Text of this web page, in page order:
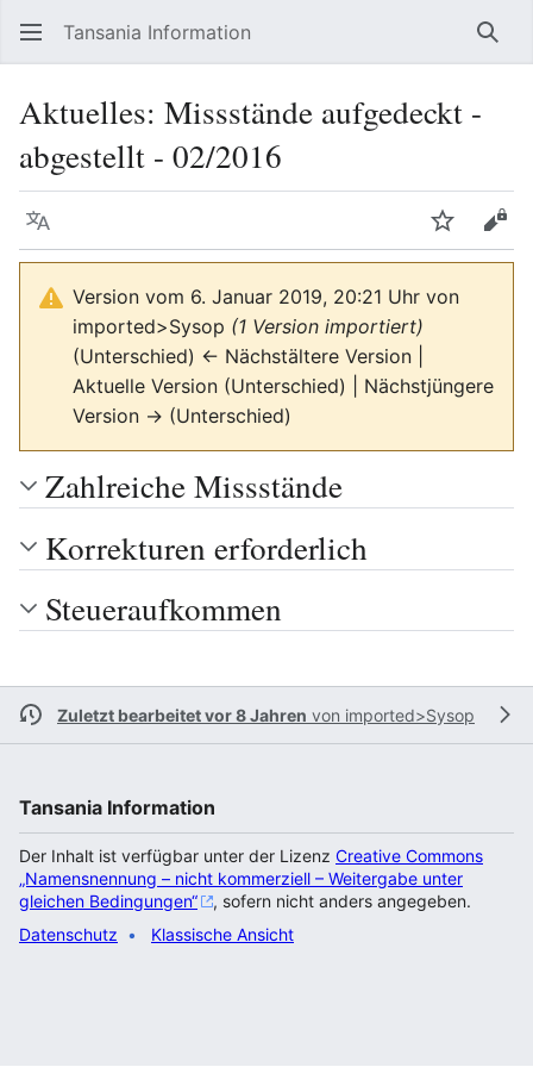
Tansania Information
Aktuelles: Missstände aufgedeckt -
abgestellt - 02/2016
Sprache
Version vom 6. Januar 2019, 20:21 Uhr von
imported>Sysop (1 Version importiert)
(Unterschied) ← Nächstältere Version |
Aktuelle Version (Unterschied) | Nächstjüngere
Version → (Unterschied)
Zahlreiche Missstände
Korrekturen erforderlich
Steueraufkommen
Zuletzt bearbeitet vor 8 Jahren von imported>Sysop
Tansania Information
Der Inhalt ist verfügbar unter der Lizenz Creative Commons
„Namensnennung – nicht kommerziell – Weitergabe unter
gleichen Bedingungen“
, sofern nicht anders angegeben.
Datenschutz
Klassische Ansicht